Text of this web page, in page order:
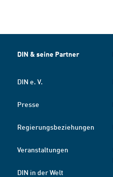
DIN & seine Partner
DIN e. V.
Presse
Regierungsbeziehungen
Veranstaltungen
DIN in der Welt